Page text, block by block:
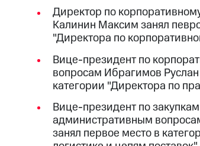
Директор по
Калинин Максим занял
"Директора по
Вице-президент по
вопросам Ибрагимов
категории "Директора по
Вице-президент по
административным
занял первое место в